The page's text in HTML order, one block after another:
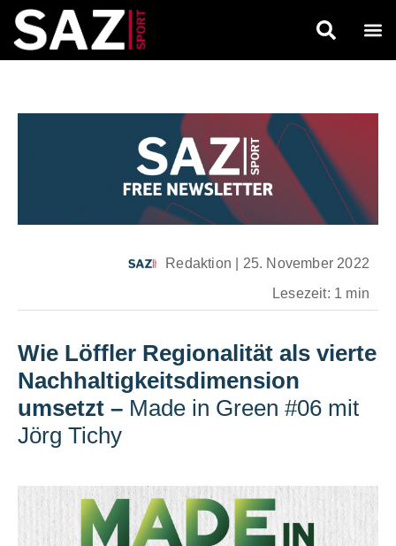
Redaktion
25. November 2022
Lesezeit: 1 min
Wie Löffler Regionalität als vierte
Nachhaltigkeitsdimension
umsetzt – Made in Green #06 mit
Jörg Tichy